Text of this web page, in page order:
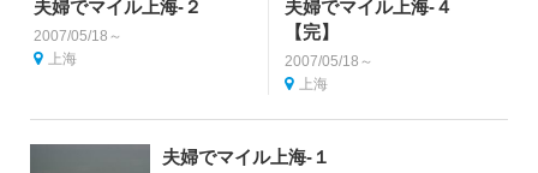
夫婦でマイル上海-２
2007/05/18～
上海
夫婦でマイル上海-４
【完】
2007/05/18～
上海
夫婦でマイル上海-１